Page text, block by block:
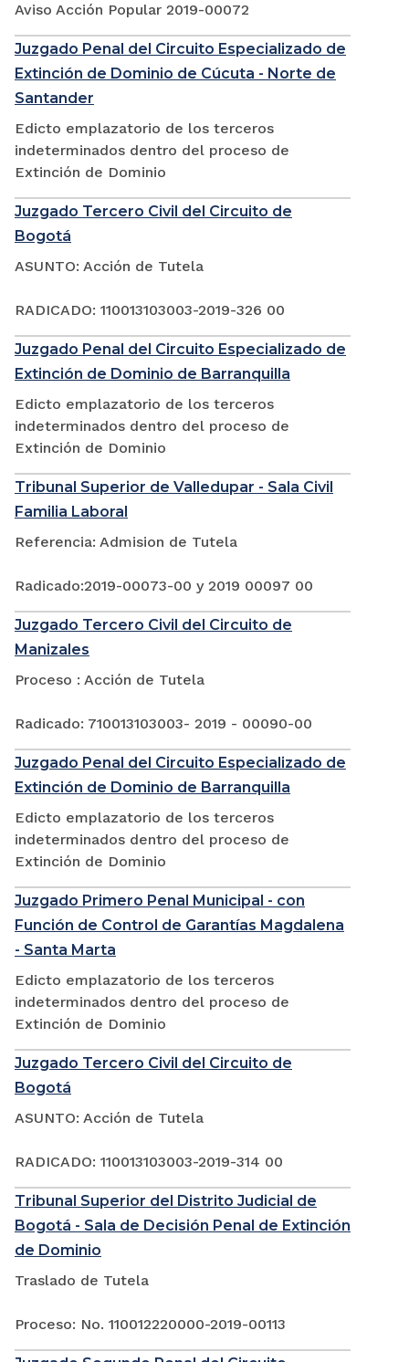
Aviso Acción Popular 2019-00072
Juzgado Penal del Circuito Especializado de
Extinción de Dominio de Cúcuta - Norte de
Santander
Edicto emplazatorio de los terceros
indeterminados dentro del proceso de
Extinción de Dominio
Juzgado Tercero Civil del Circuito de
Bogotá
ASUNTO: Acción de Tutela
RADICADO: 110013103003-2019-326 00
Juzgado Penal del Circuito Especializado de
Extinción de Dominio de Barranquilla
Edicto emplazatorio de los terceros
indeterminados dentro del proceso de
Extinción de Dominio
Tribunal Superior de Valledupar - Sala Civil
Familia Laboral
Referencia: Admision de Tutela
Radicado:2019-00073-00 y 2019 00097 00
Juzgado Tercero Civil del Circuito de
Manizales
Proceso : Acción de Tutela
Radicado: 710013103003- 2019 - 00090-00
Juzgado Penal del Circuito Especializado de
Extinción de Dominio de Barranquilla
Edicto emplazatorio de los terceros
indeterminados dentro del proceso de
Extinción de Dominio
Juzgado Primero Penal Municipal - con
Función de Control de Garantías Magdalena
- Santa Marta
Edicto emplazatorio de los terceros
indeterminados dentro del proceso de
Extinción de Dominio
Juzgado Tercero Civil del Circuito de
Bogotá
ASUNTO: Acción de Tutela
RADICADO: 110013103003-2019-314 00
Tribunal Superior del Distrito Judicial de
Bogotá - Sala de Decisión Penal de Extinción
de Dominio
Traslado de Tutela
Proceso: No. 110012220000-2019-00113